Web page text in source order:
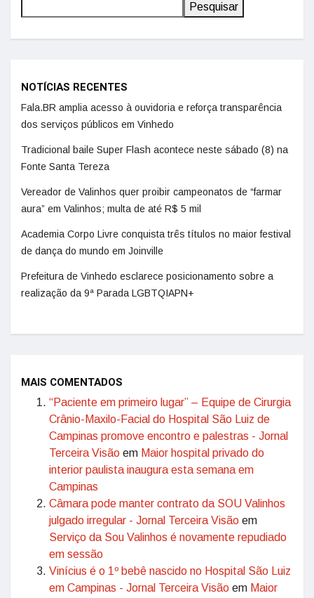
Pesquisar
NOTÍCIAS RECENTES
Fala.BR amplia acesso à ouvidoria e reforça transparência
dos serviços públicos em Vinhedo
Tradicional baile Super Flash acontece neste sábado (8) na
Fonte Santa Tereza
Vereador de Valinhos quer proibir campeonatos de “farmar
aura” em Valinhos; multa de até R$ 5 mil
Academia Corpo Livre conquista três títulos no maior festival
de dança do mundo em Joinville
Prefeitura de Vinhedo esclarece posicionamento sobre a
realização da 9ª Parada LGBTQIAPN+
MAIS COMENTADOS
“Paciente em primeiro lugar” – Equipe de Cirurgia
Crânio-Maxilo-Facial do Hospital São Luiz de
Campinas promove encontro e palestras - Jornal
Terceira Visão em Maior hospital privado do
interior paulista inaugura esta semana em
Campinas
Câmara pode manter contrato da SOU Valinhos
julgado irregular - Jornal Terceira Visão em
Serviço da Sou Valinhos é novamente repudiado
em sessão
Vinícius é o 1º bebê nascido no Hospital São Luiz
em Campinas - Jornal Terceira Visão em Maior